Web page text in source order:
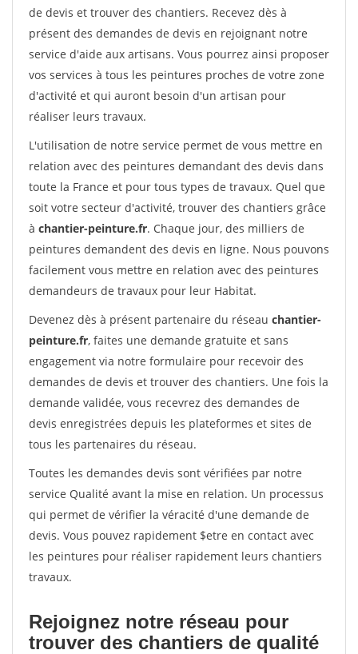
de devis et trouver des chantiers. Recevez dès à
présent des demandes de devis en rejoignant notre
service d'aide aux artisans. Vous pourrez ainsi proposer
vos services à tous les peintures proches de votre zone
d'activité et qui auront besoin d'un artisan pour
réaliser leurs travaux.
L'utilisation de notre service permet de vous mettre en
relation avec des peintures demandant des devis dans
toute la France et pour tous types de travaux. Quel que
soit votre secteur d'activité, trouver des chantiers grâce
à chantier-peinture.fr. Chaque jour, des milliers de
peintures demandent des devis en ligne. Nous pouvons
facilement vous mettre en relation avec des peintures
demandeurs de travaux pour leur Habitat.
Devenez dès à présent partenaire du réseau chantier-
peinture.fr, faites une demande gratuite et sans
engagement via notre formulaire pour recevoir des
demandes de devis et trouver des chantiers. Une fois la
demande validée, vous recevrez des demandes de
devis enregistrées depuis les plateformes et sites de
tous les partenaires du réseau.
Toutes les demandes devis sont vérifiées par notre
service Qualité avant la mise en relation. Un processus
qui permet de vérifier la véracité d'une demande de
devis. Vous pouvez rapidement $etre en contact avec
les peintures pour réaliser rapidement leurs chantiers
travaux.
Rejoignez notre réseau pour
trouver des chantiers de qualité